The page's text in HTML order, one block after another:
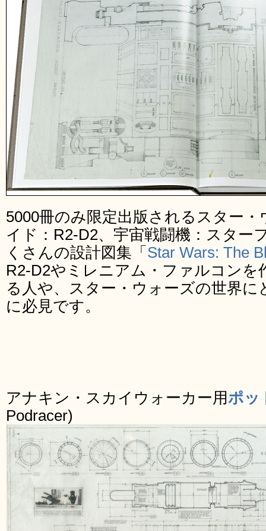
5000冊のみ限定出版されるスター
イド：R2-D2、宇宙戦闘機：スター
くさんの設計図集「 Star Wars: The
R2-D2やミレニアム・ファルコン
る人や、スター・ウォーズの世界
に必見です。
アナキン・スカイウォーカー用ポッ
Podracer)